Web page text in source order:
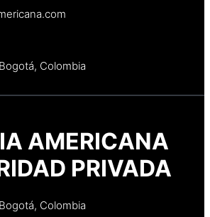
Colombia
AMERICANA
PRIVADA
Colombia